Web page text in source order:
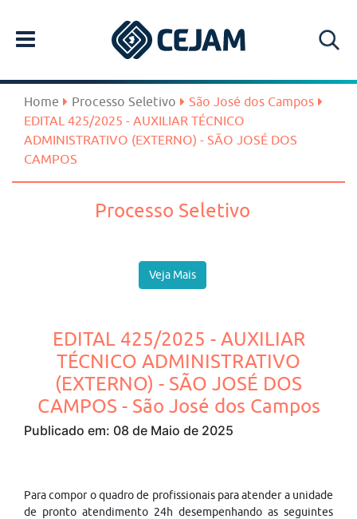
Home Processo Seletivo
São José dos Campos
EDITAL 425/2025 - AUXILIAR TÉCNICO
ADMINISTRATIVO (EXTERNO) - SÃO JOSÉ DOS
CAMPOS
Processo Seletivo
Veja Mais
EDITAL 425/2025 - AUXILIAR
TÉCNICO ADMINISTRATIVO
(EXTERNO) - SÃO JOSÉ DOS
CAMPOS - São José dos Campos
Publicado em: 08 de Maio de 2025
Para compor o quadro de profissionais para atender a unidade
de pronto atendimento 24h desempenhando as seguintes